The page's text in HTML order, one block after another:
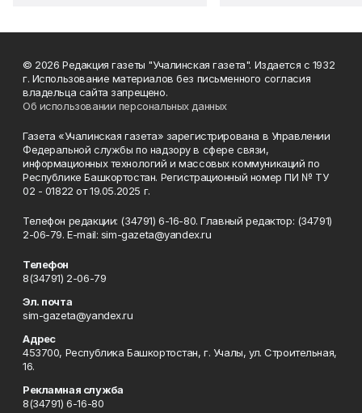
© 2026 Редакция газеты "Учалинская газета". Издается с 1932
г. Использование материалов без письменного согласия
владельца сайта запрещено.
Об использовании персональных данных
Газета «Учалинская газета» зарегистрирована в Управлении
Федеральной службы по надзору в сфере связи,
информационных технологий и массовых коммуникаций по
Республике Башкортостан. Регистрационный номер ПИ № ТУ
02 - 01822 от 19.05.2025 г.
Телефон редакции: (34791) 6-16-80. Главный редактор: (34791)
2-06-79. Е-mаil: sim-gazeta@yandex.ru
Телефон
8(34791) 2-06-79
Эл. почта
sim-gazeta@yandex.ru
Адрес
453700, Республика Башкортостан, г. Учалы, ул. Строительная,
16.
Рекламная служба
8(34791) 6-16-80